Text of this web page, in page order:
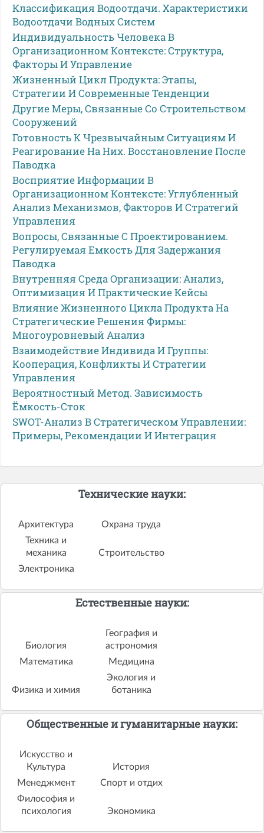
Классификация Водоотдачи. Характеристики
Водоотдачи Водных Систем
Индивидуальность Человека В
Организационном Контексте: Структура,
Факторы И Управление
Жизненный Цикл Продукта: Этапы,
Стратегии И Современные Тенденции
Другие Меры, Связанные Со Строительством
Сооружений
Готовность К Чрезвычайным Ситуациям И
Реагирование На Них. Восстановление После
Паводка
Восприятие Информации В
Организационном Контексте: Углубленный
Анализ Механизмов, Факторов И Стратегий
Управления
Вопросы, Связанные С Проектированием.
Регулируемая Емкость Для Задержания
Паводка
Внутренняя Среда Организации: Анализ,
Оптимизация И Практические Кейсы
Влияние Жизненного Цикла Продукта На
Стратегические Решения Фирмы:
Многоуровневый Анализ
Взаимодействие Индивида И Группы:
Кооперация, Конфликты И Стратегии
Управления
Вероятностный Метод. Зависимость
Ёмкость-Сток
SWOT-Анализ В Стратегическом Управлении:
Примеры, Рекомендации И Интеграция
Технические науки:
Архитектура
Охрана труда
Техника и
механика
Строительство
Электроника
Естественные науки:
Биология
География и
астрономия
Математика
Медицина
Физика и химия
Экология и
ботаника
Общественные и гуманитарные науки:
Искусство и
Культура
История
Менеджмент
Спорт и отдих
Философия и
психология
Экономика